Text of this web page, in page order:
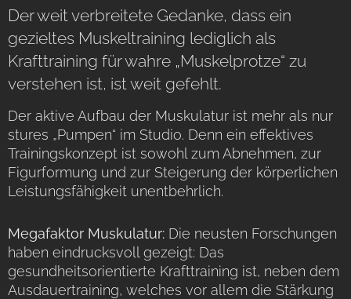
Der weit verbreitete Gedanke, dass ein
gezieltes Muskeltraining lediglich als
Krafttraining für wahre „Muskelprotze“ zu
verstehen ist, ist weit gefehlt.
Der aktive Aufbau der Muskulatur ist mehr als nur
stures „Pumpen“ im Studio. Denn ein effektives
Trainingskonzept ist sowohl zum Abnehmen, zur
Figurformung und zur Steigerung der körperlichen
Leistungsfähigkeit unentbehrlich.
Megafaktor Muskulatur: Die neusten Forschungen
haben eindrucksvoll gezeigt: Das
gesundheitsorientierte Krafttraining ist, neben dem
Ausdauertraining, welches vor allem die Stärkung